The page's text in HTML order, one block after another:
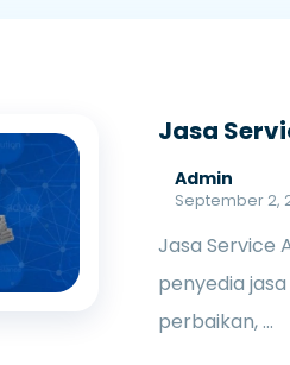
Jasa
Admin
September 2,
Jasa Service
penyedia
perbaikan, ...